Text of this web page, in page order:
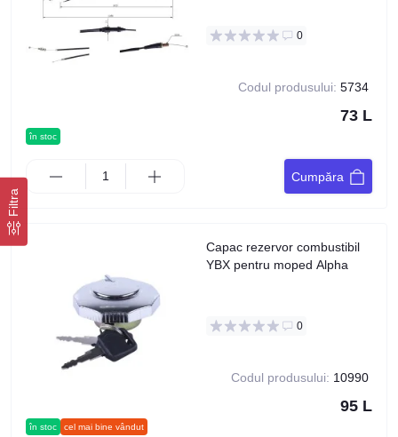
Filtra
în stoc
0
Codul produsului: 5734
73 L
Cumpăra
în stoc cel mai bine vândut
Capac rezervor combustibil
YBX pentru moped Alpha
0
Codul produsului: 10990
95 L